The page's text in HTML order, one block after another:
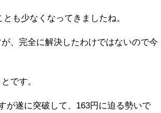
も少なくなってきましたね。
、完全に解決したわけではないので今
です。
が遂に突破して、163円に迫る勢いで